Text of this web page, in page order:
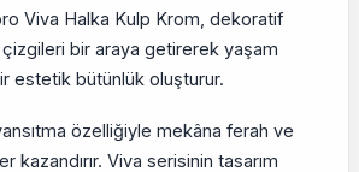
Viva Halka Kulp Krom, dekoratif
bir araya getirerek yaşam
estetik bütünlük oluşturur.
özelliğiyle mekâna ferah ve
kazandırır. Viva serisinin tasarım